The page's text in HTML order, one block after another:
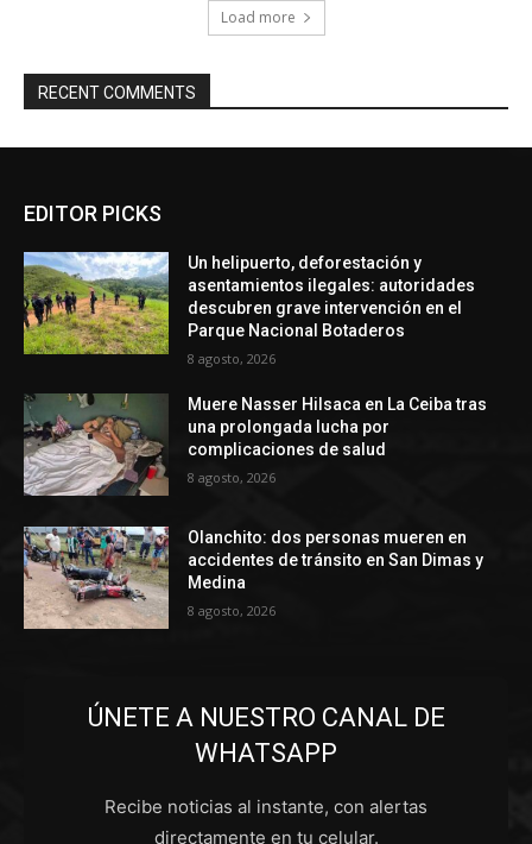
Load more
RECENT COMMENTS
EDITOR PICKS
Un helipuerto, deforestación y
asentamientos ilegales: autoridades
descubren grave intervención en el
Parque Nacional Botaderos
8 agosto, 2026
Muere Nasser Hilsaca en La Ceiba tras
una prolongada lucha por
complicaciones de salud
8 agosto, 2026
Olanchito: dos personas mueren en
accidentes de tránsito en San Dimas y
Medina
8 agosto, 2026
ÚNETE A NUESTRO CANAL DE
WHATSAPP
Recibe noticias al instante, con alertas
directamente en tu celular.